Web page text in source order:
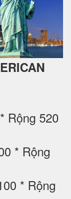
Rộng 520
* Rộng
* Rộng